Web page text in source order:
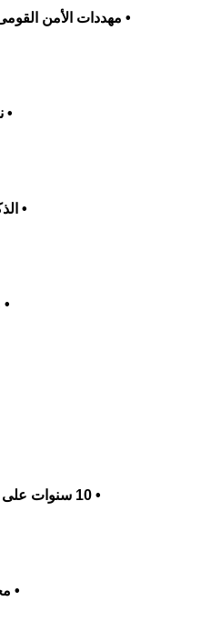
• مهددات الأمن القومى المصرى بعد 30
•
•
•
• 10 سنوات على 30 يونيو.. فلسفة العفو الرئاسى وحقوق الإنسان
•